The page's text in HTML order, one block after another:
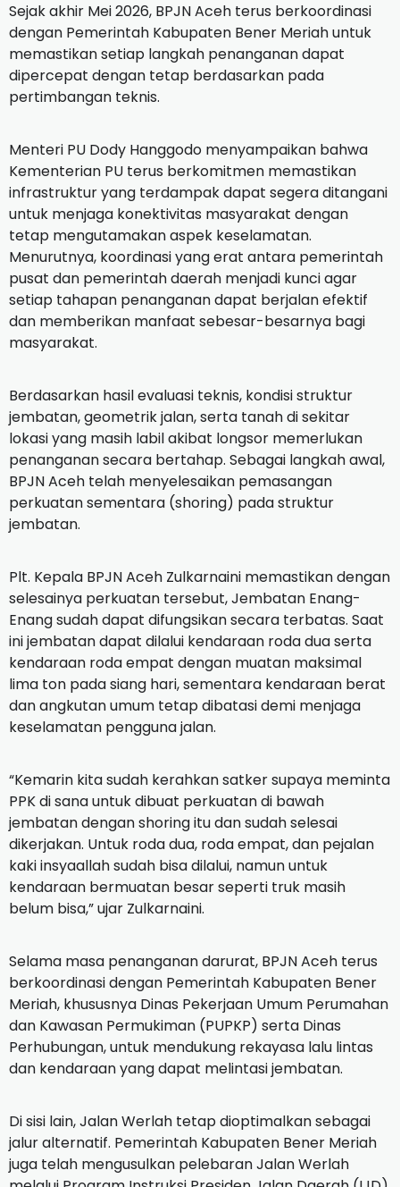
Sejak akhir Mei 2026, BPJN Aceh terus berkoordinasi
dengan Pemerintah Kabupaten Bener Meriah untuk
memastikan setiap langkah penanganan dapat
dipercepat dengan tetap berdasarkan pada
pertimbangan teknis.
Menteri PU Dody Hanggodo menyampaikan bahwa
Kementerian PU terus berkomitmen memastikan
infrastruktur yang terdampak dapat segera ditangani
untuk menjaga konektivitas masyarakat dengan
tetap mengutamakan aspek keselamatan.
Menurutnya, koordinasi yang erat antara pemerintah
pusat dan pemerintah daerah menjadi kunci agar
setiap tahapan penanganan dapat berjalan efektif
dan memberikan manfaat sebesar-besarnya bagi
masyarakat.
Berdasarkan hasil evaluasi teknis, kondisi struktur
jembatan, geometrik jalan, serta tanah di sekitar
lokasi yang masih labil akibat longsor memerlukan
penanganan secara bertahap. Sebagai langkah awal,
BPJN Aceh telah menyelesaikan pemasangan
perkuatan sementara (shoring) pada struktur
jembatan.
Plt. Kepala BPJN Aceh Zulkarnaini memastikan dengan
selesainya perkuatan tersebut, Jembatan Enang-
Enang sudah dapat difungsikan secara terbatas. Saat
ini jembatan dapat dilalui kendaraan roda dua serta
kendaraan roda empat dengan muatan maksimal
lima ton pada siang hari, sementara kendaraan berat
dan angkutan umum tetap dibatasi demi menjaga
keselamatan pengguna jalan.
“Kemarin kita sudah kerahkan satker supaya meminta
PPK di sana untuk dibuat perkuatan di bawah
jembatan dengan shoring itu dan sudah selesai
dikerjakan. Untuk roda dua, roda empat, dan pejalan
kaki insyaallah sudah bisa dilalui, namun untuk
kendaraan bermuatan besar seperti truk masih
belum bisa,” ujar Zulkarnaini.
Selama masa penanganan darurat, BPJN Aceh terus
berkoordinasi dengan Pemerintah Kabupaten Bener
Meriah, khususnya Dinas Pekerjaan Umum Perumahan
dan Kawasan Permukiman (PUPKP) serta Dinas
Perhubungan, untuk mendukung rekayasa lalu lintas
dan kendaraan yang dapat melintasi jembatan.
Di sisi lain, Jalan Werlah tetap dioptimalkan sebagai
jalur alternatif. Pemerintah Kabupaten Bener Meriah
juga telah mengusulkan pelebaran Jalan Werlah